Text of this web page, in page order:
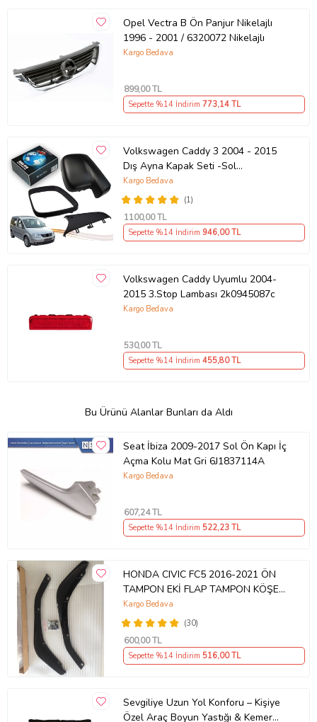
Opel Vectra B Ön Panjur Nikelajlı
1996 - 2001 / 6320072 Nikelajlı
Kargo Bedava
899,00 TL
Sepette %14 İndirim 773,14 TL
Volkswagen Caddy 3 2004 - 2015
Dış Ayna Kapak Seti -Sol
7E18575289 B9
(1)
Kargo Bedava
1100,00 TL
Sepette %14 İndirim 946,00 TL
Volkswagen Caddy Uyumlu 2004-
2015 3.Stop Lambası 2k0945087c
Kargo Bedava
530,00 TL
Sepette %14 İndirim 455,80 TL
Bu Ürünü Alanlar Bunları da Aldı
Seat İbiza 2009-2017 Sol Ön Kapı İç
Açma Kolu Mat Gri 6J1837114A
Kargo Bedava
607,24 TL
Sepette %14 İndirim 522,23 TL
HONDA CIVIC FC5 2016-2021 ÖN
TAMPON EKİ FLAP TAMPON KÖŞESİ
TAKIM SAĞ SOL KAMPANYA ŞOKK
FİYAT OEM
(30)
Kargo Bedava
600,00 TL
Sepette %14 İndirim 516,00 TL
Sevgiliye Uzun Yol Konforu – Kişiye
Özel Araç Boyun Yastığı & Kemer